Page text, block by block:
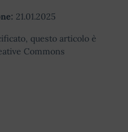
21.01.2025
questo articolo è
Commons